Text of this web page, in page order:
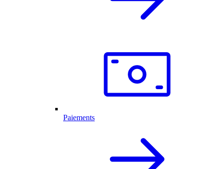
Paiements